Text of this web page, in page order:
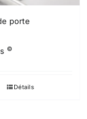
porte
©
Détails